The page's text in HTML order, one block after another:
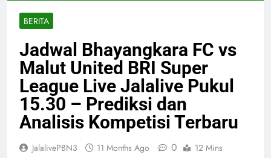
BERITA
Jadwal Bhayangkara FC vs
Malut United BRI Super
League Live Jalalive Pukul
15.30 – Prediksi dan
Analisis Kompetisi Terbaru
JalalivePBN3 11 Months Ago 0 12 Mins